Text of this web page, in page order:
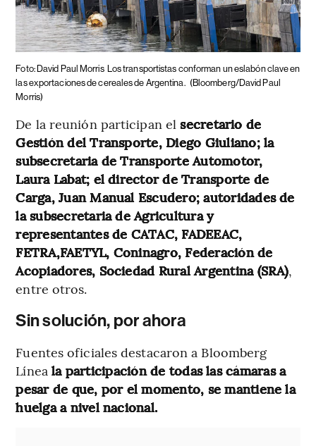
Foto: David Paul Morris
Los transportistas conforman un eslabón clave en
las exportaciones de cereales de Argentina. (Bloomberg/David Paul
Morris)
De la reunión participan el secretario de
Gestión del Transporte, Diego Giuliano; la
subsecretaria de Transporte Automotor,
Laura Labat; el director de Transporte de
Carga, Juan Manual Escudero; autoridades de
la subsecretaria de Agricultura y
representantes de CATAC, FADEEAC,
FETRA,FAETYL, Coninagro, Federación de
Acopiadores, Sociedad Rural Argentina (SRA),
entre otros.
Sin solución, por ahora
Fuentes oficiales destacaron a Bloomberg
Línea la participación de todas las cámaras a
pesar de que, por el momento, se mantiene la
huelga a nivel nacional.